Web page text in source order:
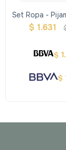
Set Ropa -
Our
$ 1.631
$
$